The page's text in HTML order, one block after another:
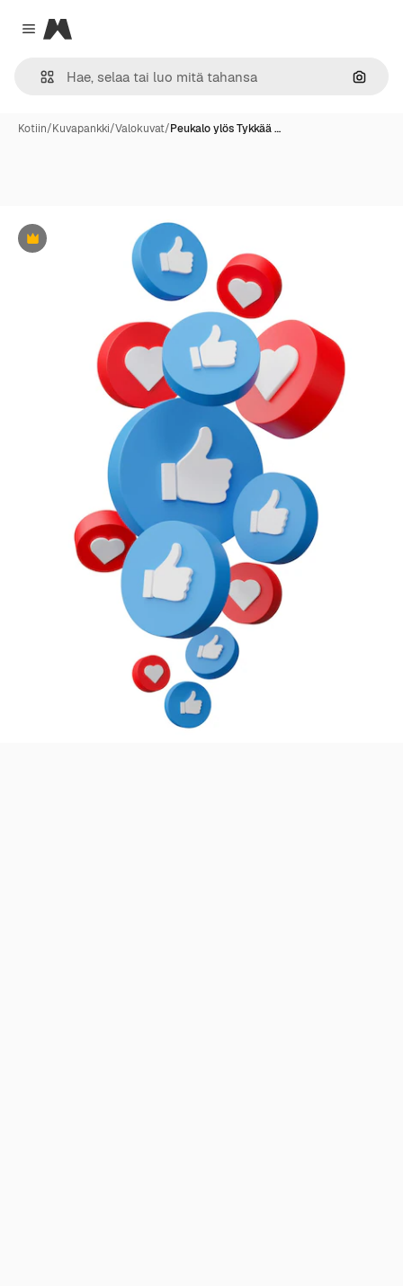
Close menu
Magnific
Hae
Kotiin/Kuvapankki/Valokuvat/Peukalo ylös Tykkää …
Premium